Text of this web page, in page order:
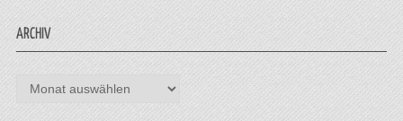
ARCHIV
Archiv